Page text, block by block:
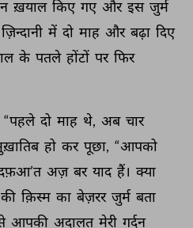
ख़याल किए गए और इस जुर्म
ज़िन्दानी में दो माह और बढ़ा दिए
के पतले होंटों पर फिर
“पहले दो माह थे, अब चार
हो कर पूछा, “आपको
अज़ बर याद हैं। क्या
की क़िस्म का बेज़रर जुर्म बता
आपकी अदालत मेरी गर्दन